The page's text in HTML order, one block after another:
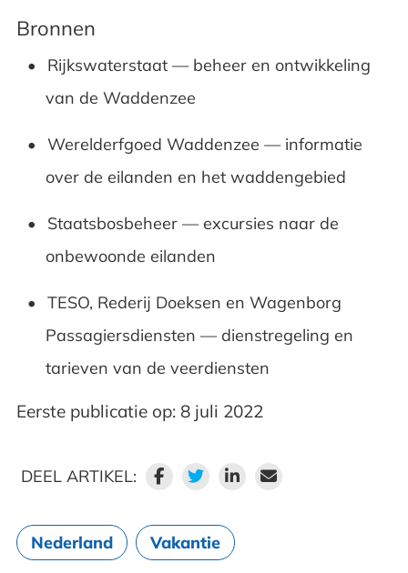
Bronnen
Rijkswaterstaat — beheer en ontwikkeling
van de Waddenzee
Werelderfgoed Waddenzee — informatie
over de eilanden en het waddengebied
Staatsbosbeheer — excursies naar de
onbewoonde eilanden
TESO, Rederij Doeksen en Wagenborg
Passagiersdiensten — dienstregeling en
tarieven van de veerdiensten
Eerste publicatie op: 8 juli 2022
DEEL ARTIKEL:
Nederland Vakantie